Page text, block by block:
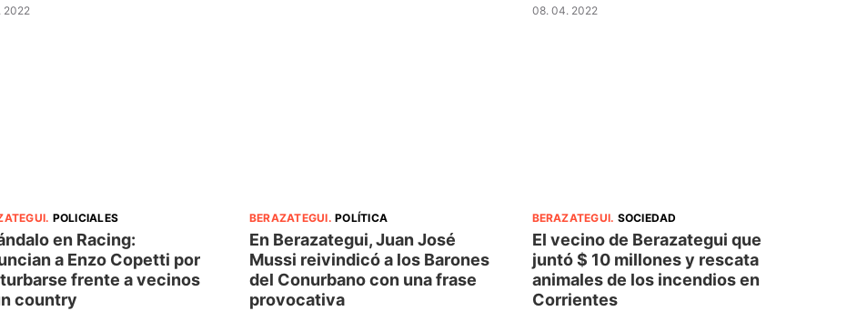
2022 08. 04. 2022
. POLICIALES
en Racing:
a Enzo Copetti por
frente a vecinos
country
BERAZATEGUI.POLÍTICA
En Berazategui, Juan José
Mussi reivindicó a los Barones
del Conurbano con una frase
provocativa
BERAZATEGUI. SOCIEDAD
El vecino de Berazategui que
juntó $ 10 millones y rescata
animales de los incendios en
Corrientes